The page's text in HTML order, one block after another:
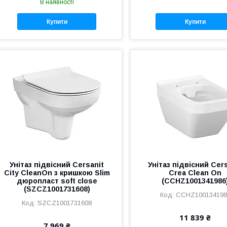
В наявності
Купити Купити
Унітаз підвісний Cersanit
City CleanOn з кришкою Slim
дюропласт soft close
(SZCZ1001731608)
SZCZ1001731608
Унітаз підвісний
Crea Clean On
11 839 ₴